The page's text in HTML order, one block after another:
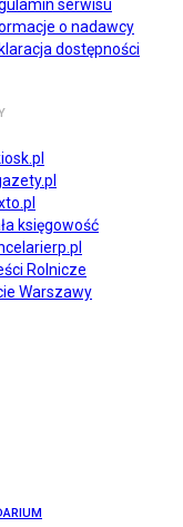
serwisu
o nadawcy
dostępności
księgowość
Rolnicze
Warszawy